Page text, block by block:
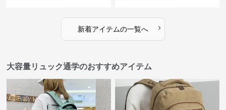
新着アイテムの一覧へ ›
大容量リュック通学のおすすめアイテム